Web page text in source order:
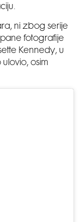
ni zbog serije
fotografije
Kennedy, u
osim